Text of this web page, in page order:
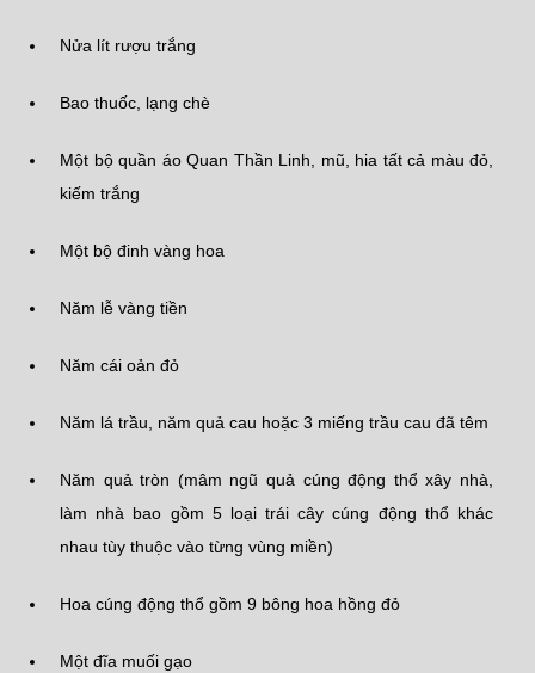
Nửa lít rượu trắng
Bao thuốc, lạng chè
Một bộ quần áo Quan Thần Linh, mũ, hia tất cả màu đỏ,
kiếm trắng
Một bộ đinh vàng hoa
Năm lễ vàng tiền
Năm cái oản đỏ
Năm lá trầu, năm quả cau hoặc 3 miếng trầu cau đã têm
Năm quả tròn (mâm ngũ quả cúng động thổ xây nhà,
làm nhà bao gồm 5 loại trái cây cúng động thổ khác
nhau tùy thuộc vào từng vùng miền)
Hoa cúng động thổ gồm 9 bông hoa hồng đỏ
Một đĩa muối gạo